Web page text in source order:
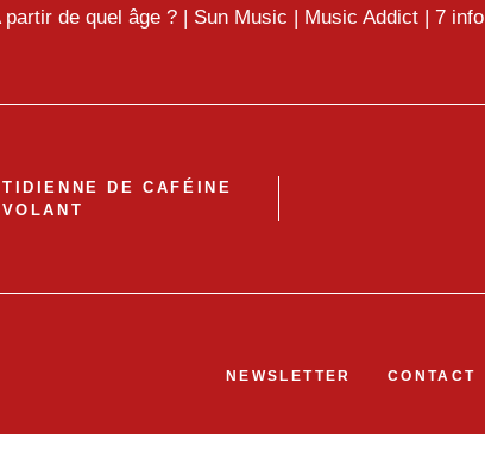
partir de quel âge ? | Sun Music | Music Addict | 7 info
DE CAFÉINE
NEWSLETTER CONTACT